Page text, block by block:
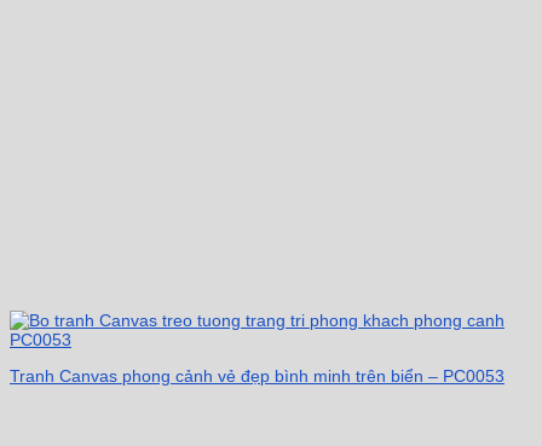
Tranh Canvas phong cảnh vẻ đẹp bình minh trên biển – PC0053